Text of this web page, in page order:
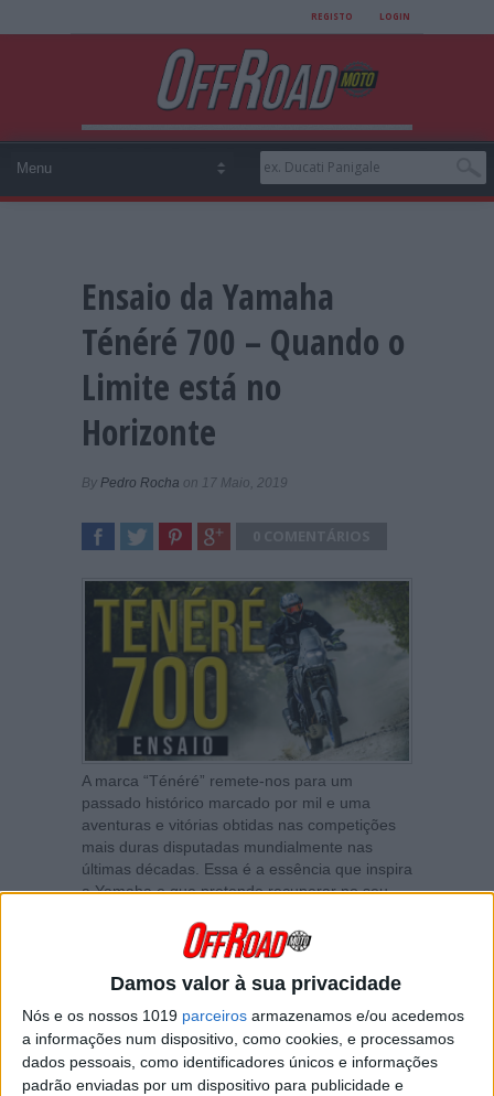
Damos valor à sua privacidade
Nós e os nossos 1019 parceiros armazenamos e/ou acedemos
a informações num dispositivo, como cookies, e processamos
dados pessoais, como identificadores únicos e informações
padrão enviadas por um dispositivo para publicidade e
REGISTO LOGIN
Ensaio da Yamaha
Ténéré 700 – Quando o
Limite está no
Horizonte
By Pedro Rocha on 17 Maio, 2019
A marca “Ténéré” remete-nos para um
passado histórico marcado por mil e uma
aventuras e vitórias obtidas nas competições
mais duras disputadas mundialmente nas
últimas décadas. Essa é a essência que inspira
a Yamaha e que pretende recuperar no seu
apresentada de forma a proporcionar a todos
os que procuram na moto o prazer da
aventura e da liberdade a melhor forma de o
Foi essa realidade que ficou provada nesta
semana na apresentação global da Yamaha
Ténéré que decorreu em Espanha, na